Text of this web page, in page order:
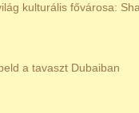
kulturális fővárosa:
a tavaszt Dubaiban